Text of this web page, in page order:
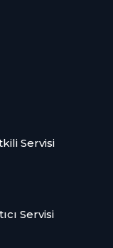
Servisi
Servisi